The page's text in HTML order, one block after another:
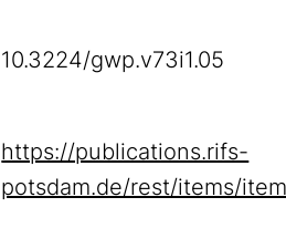
10.3224/gwp.v73i1.05
https://publications.rifs-
potsdam.de/rest/items/